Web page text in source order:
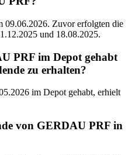
09.06.2026. Zuvor erfolgten die
und 18.08.2025.
PRF im Depot gehabt
zu erhalten?
im Depot gehabt, erhielt
von GERDAU PRF in